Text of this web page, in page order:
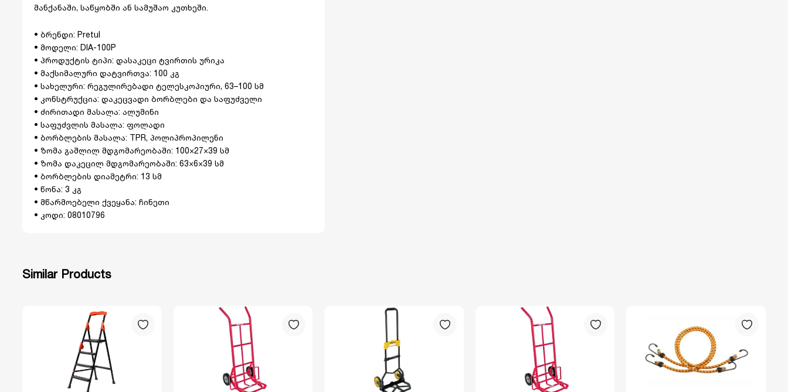
მანქანაში, საწყობში ან სამუშაო კუთხეში.
• ბრენდი: Pretul
• მოდელი: DIA-100P
• პროდუქტის ტიპი: დასაკეცი ტვირთის ურიკა
• მაქსიმალური დატვირთვა: 100 კგ
• სახელური: რეგულირებადი ტელესკოპიური, 63–100 სმ
• კონსტრუქცია: დაკეცვადი ბორბლები და საფუძველი
• ძირითადი მასალა: ალუმინი
• საფუძვლის მასალა: ფოლადი
• ბორბლების მასალა: TPR, პოლიპროპილენი
• ზომა გაშლილ მდგომარეობაში: 100×27×39 სმ
• ზომა დაკეცილ მდგომარეობაში: 63×6×39 სმ
• ბორბლების დიამეტრი: 13 სმ
• წონა: 3 კგ
• მწარმოებელი ქვეყანა: ჩინეთი
• კოდი: 08010796
Similar Products